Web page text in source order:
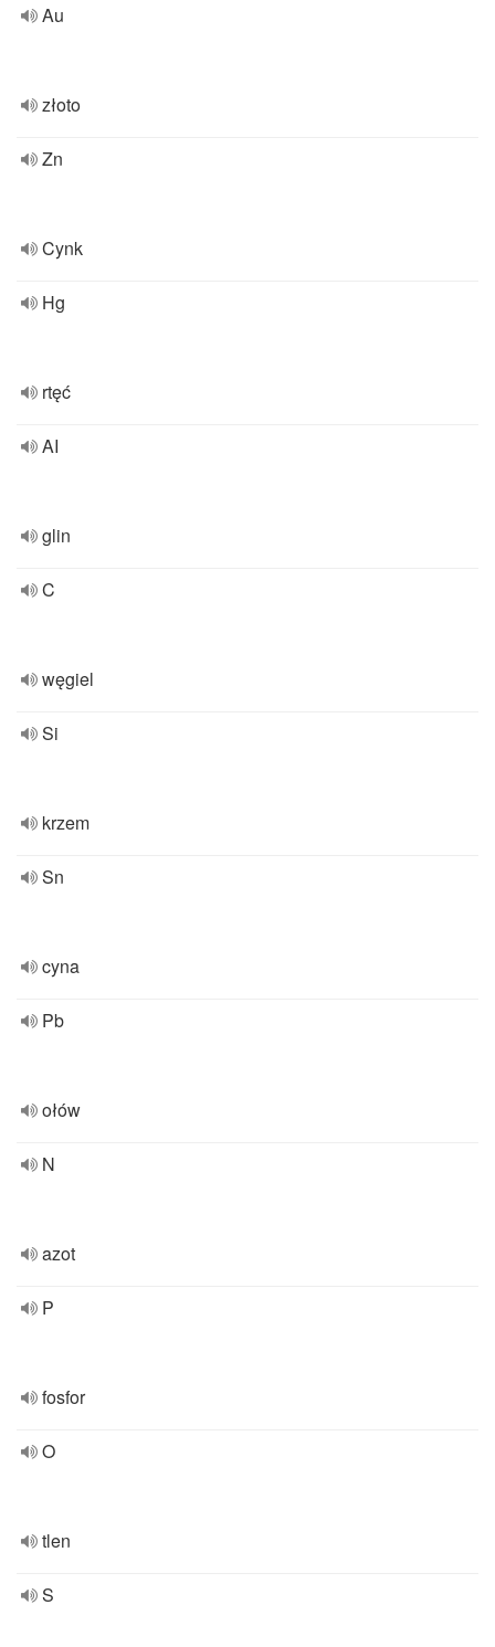
Au
złoto
Zn
Cynk
Hg
rtęć
AI
glin
C
węgiel
Si
krzem
Sn
cyna
Pb
ołów
N
azot
P
fosfor
O
tlen
S